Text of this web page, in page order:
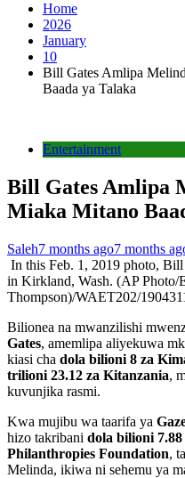
Home
2026
January
10
Bill Gates Amlipa
Baada ya Talaka
Entertainment
Bill Gates Amlipa
Miaka Mitano
Saleh7 months ago7 months
In this Feb. 1, 2019 photo,
in Kirkland, Wash. (AP Photo/
Thompson)/WAET202/
Bilionea na mwanzilishi
Gates, amemlipa aliyekuwa
kiasi cha dola bilioni 8 za
trilioni 23.12 za Kitanzania,
kuvunjika rasmi.
Kwa mujibu wa taarifa ya
hizo takribani dola bilioni 7.88
Philanthropies Foundation,
Melinda, ikiwa ni sehemu ya